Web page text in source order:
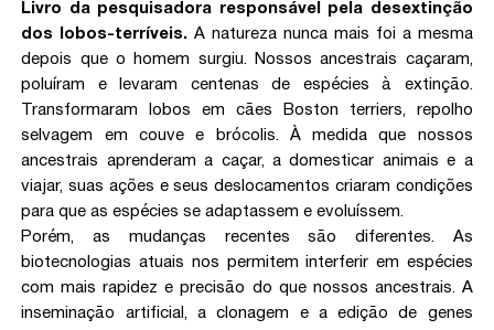
Livro da pesquisadora responsável pela desextinção
dos lobos-terríveis.A natureza nunca mais foi a mesma
depois que o homem surgiu. Nossos ancestrais caçaram,
poluíram e levaram centenas de espécies à extinção.
Transformaram lobos em cães Boston terriers, repolho
selvagem em couve e brócolis. À medida que nossos
ancestrais aprenderam a caçar, a domesticar animais e a
viajar, suas ações e seus deslocamentos criaram condições
para que as espécies se adaptassem e evoluíssem.
Porém, as mudanças recentes são diferentes. As
biotecnologias atuais nos permitem interferir em espécies
com mais rapidez e precisão do que nossos ancestrais. A
inseminação artificial, a clonagem e a edição de genes